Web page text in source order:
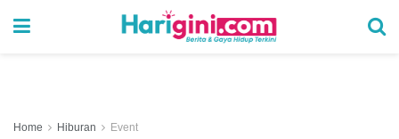
Home Hiburan Event